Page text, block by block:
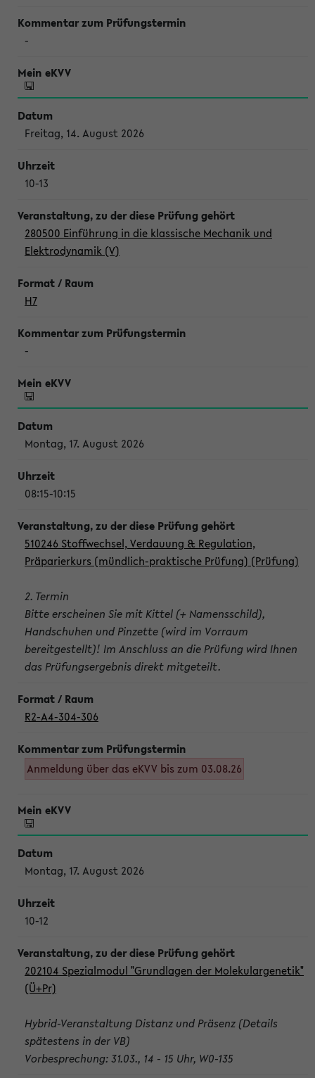
-
Freitag, 14. August 2026
10-13
280500 Einführung in die klassische Mechanik und
Elektrodynamik (V)
H7
-
Montag, 17. August 2026
08:15-10:15
510246 Stoffwechsel, Verdauung & Regulation,
Präparierkurs (mündlich-praktische Prüfung) (Prüfung)
2. Termin
Bitte erscheinen Sie mit Kittel (+ Namensschild),
Handschuhen und Pinzette (wird im Vorraum
bereitgestellt)! Im Anschluss an die Prüfung wird Ihnen
das Prüfungsergebnis direkt mitgeteilt.
R2-A4-304-306
Anmeldung über das eKVV bis zum 03.08.26
Montag, 17. August 2026
10-12
202104 Spezialmodul "Grundlagen der Molekulargenetik"
(Ü+Pr)
Hybrid-Veranstaltung Distanz und Präsenz (Details
spätestens in der VB)
Vorbesprechung: 31.03., 14 - 15 Uhr, W0-135